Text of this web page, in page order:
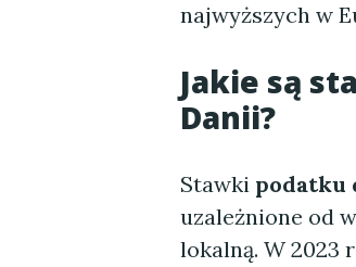
najwyższych w
Jakie są
Danii?
Stawki podatku
uzależnione od
lokalną. W 2023